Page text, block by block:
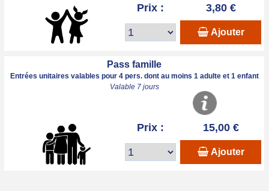
Prix : 3,80 €
Ajouter
Pass famille
Entrées unitaires valables pour 4 pers. dont au moins 1 adulte et 1 enfant
Valable 7 jours
Prix : 15,00 €
Ajouter